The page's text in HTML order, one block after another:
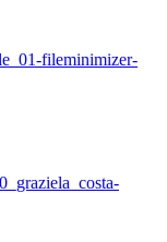
fileminimizer-